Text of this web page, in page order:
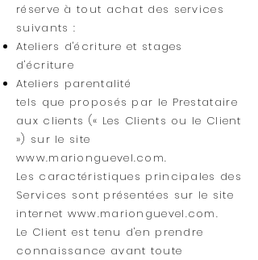
réserve à tout achat des services
suivants :
Ateliers d'écriture et stages
d'écriture
Ateliers parentalité
tels que proposés par le Prestataire
aux clients (« Les Clients ou le Client
») sur le site
www.marionguevel.com.
Les caractéristiques principales des
Services sont présentées sur le site
internet www.marionguevel.com.
Le Client est tenu d'en prendre
connaissance avant toute